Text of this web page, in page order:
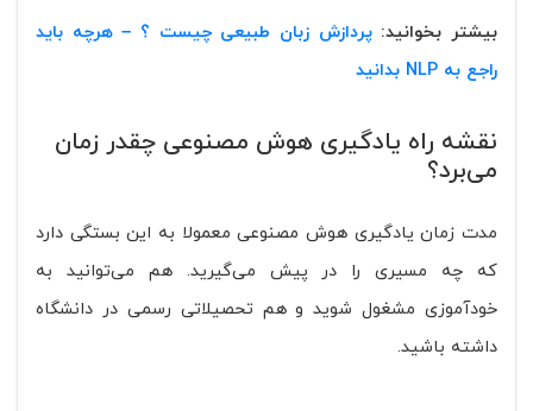
بیشتر بخوانید:پردازش زبان طبیعی چیست ؟ – هرچه باید
راجع به NLP بدانید
نقشه راه یادگیری هوش مصنوعی چقدر زمان
می‌برد؟
مدت زمان یادگیری هوش مصنوعی معمولا به این بستگی دارد
که چه مسیری را در پیش می‌گیرید. هم می‌توانید به
خودآموزی مشغول شوید و هم تحصیلاتی رسمی در دانشگاه
داشته باشید.